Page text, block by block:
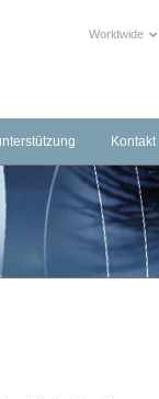
Worldwide
Kontakt